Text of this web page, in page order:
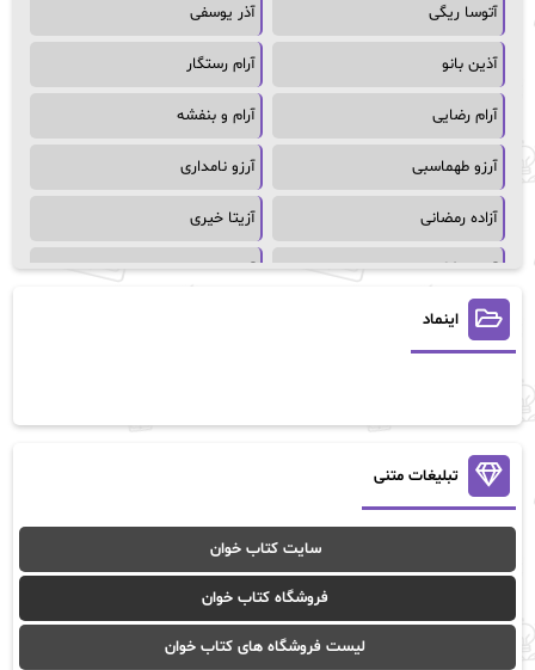
آتوسا ریگی آذر یوسفی
آذین بانو آرام رستگار
آرام رضایی آرام و بنفشه
آرزو طهماسبی آرزو نامداری
آزاده رمضانی آزیتا خیری
آسمان64 آسمان۶۵
آسیه احمدی
آن ماری سلینکو آنا تاد
آنالیا
آوا موسوی آیدا (Aixi)
آیدا باقری آیسان صادقی
ا_اصغر زاده ا_اصغرزاده
اینماد
تبلیغات متنی
سایت کتاب خوان
فروشگاه کتاب خوان
لیست فروشگاه های کتاب خوان